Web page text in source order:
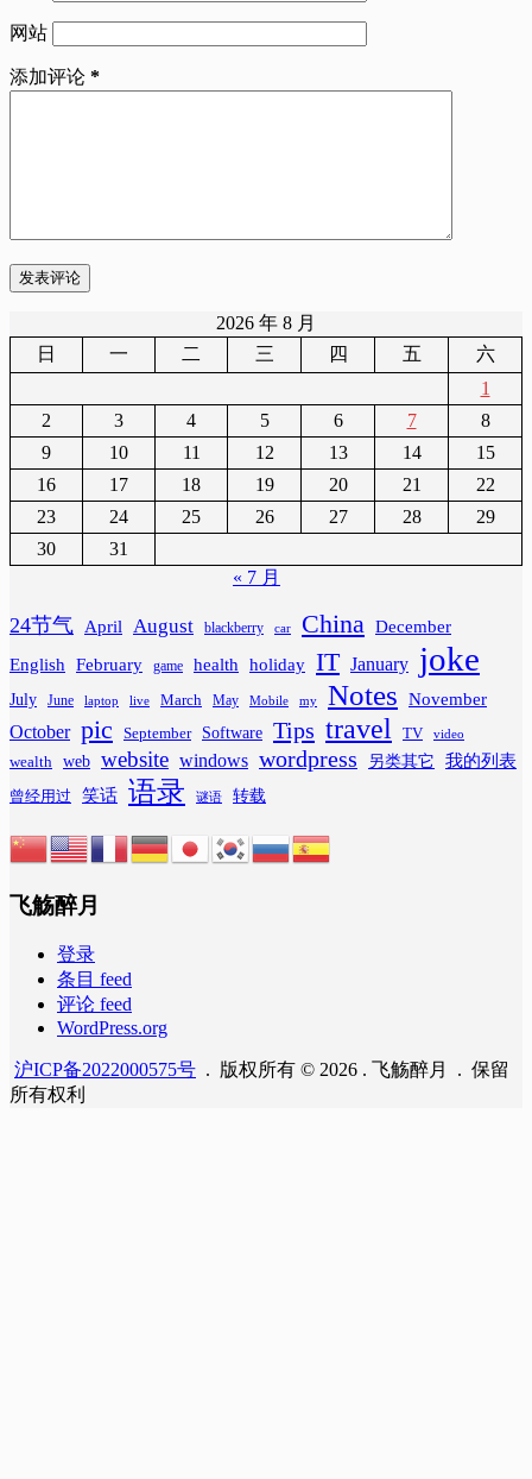
网站
添加评论 *
发表评论
2026 年 8 月
日
一 二 三 四 五
六
1
2
3 4 5 6 7
8
9
10 11 12 13 14
15
16
17 18 19 20 21
22
23
24 25 26 27 28
29
30
31
« 7 月
24节气 April August blackberry car China
December
English
February game health holiday IT January joke
July June laptop live March May Mobile my Notes November
October pic September Software Tips travel TV video
wealth web website windows wordpress 另类其它 我的列表
曾经用过 笑话 语录 谜语 转载
飞觞醉月
登录
条目 feed
评论 feed
WordPress.org
沪ICP备2022000575号 . 版权所有 © 2026 . 飞觞醉月 . 保留
所有权利